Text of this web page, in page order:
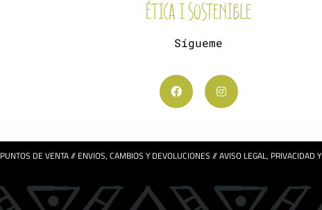
ÉTICA I SOSTENIBLE
Sígueme
PUNTOS DE VENTA // ENVIOS, CAMBIOS Y DEVOLUCIONES //AVISO LEGAL, PRIVACIDAD